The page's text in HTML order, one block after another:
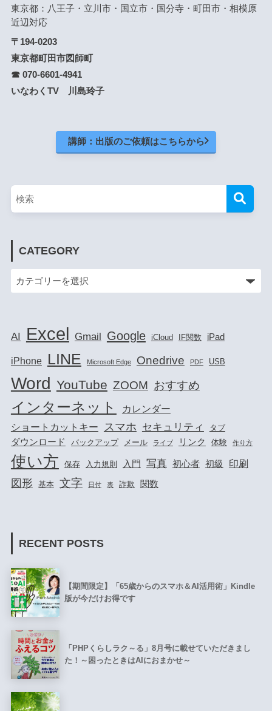
東京都：八王子・立川市・国立市・国分寺・町田市・相模原
近辺対応
〒194-0203
東京都町田市図師町
☎ 070-6601-4941
いなわくTV 川島玲子
講師：出版のご依頼はこちらから
CATEGORY
AI Excel Gmail Google iCloud IF関数 iPad
iPhone LINE Microsoft Edge Onedrive PDF USB
Word YouTube ZOOM おすすめ
インターネット
カレンダー
ショートカットキー
スマホ セキュリティ タブ
ダウンロード バックアップ メール ライブ リンク 体験 作り方
使い方 保存 入力規則 入門 写真 初心者 初級 印刷
図形 基本 文字 日付 表 詐欺 関数
RECENT POSTS
【期間限定】「65歳からのスマホ＆AI活用術」Kindle
版が今だけお得です
「PHPくらしラク～る」8月号に載せていただきまし
た！～困ったときはAIにおまかせ～